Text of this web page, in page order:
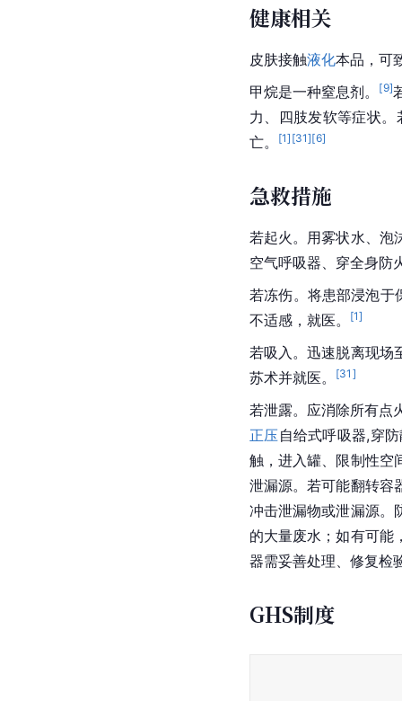
健康相关
皮肤接触液化本品，可
甲烷是一种窒息剂。
[9]
力、四肢发软等症状
亡。
[1] [31][6]
急救措施
若起火。用雾状水、泡
空气呼吸器、穿全身防
若冻伤。将患部浸泡
不适感，就医。
[1]
若吸入。迅速脱离现场
苏术并就医。
[31 ]
若泄露。应消除所有点
正压 自给式呼吸器,穿
触，进入罐、限制性空
泄漏源。若可能翻转容
冲击泄漏物或泄漏源。
的大量废水；如有可能
器需妥善处理、修复检
GHS制度